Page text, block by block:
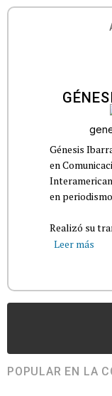
Génesis
en
en
Realizó su
Leer más
POPULAR EN LA